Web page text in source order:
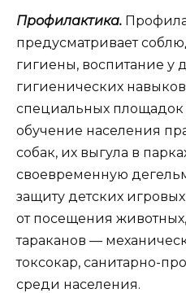
Профилактика.
предусматривает
гигиены, воспитание у
гигиенических
специальных площадок
обучение населения
собак, их выгула в
своевременную
защиту детских
от посещения
тараканов —
токсокар, санитарно-
среди населения.